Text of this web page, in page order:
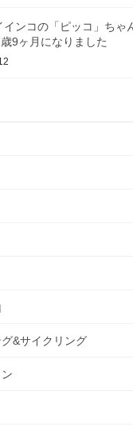
インコの「ピッコ」ちゃ
9ヶ月になりました
&サイクリング